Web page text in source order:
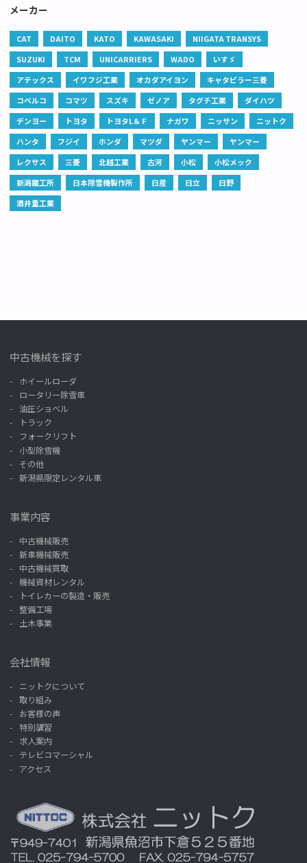
メーカー
CAT DAITO KATO KAWASAKI
NIIGATA TRANSYS
SUZUKI
TCM UNICARRIERS WADO
いすゞ
アテックス
イワフジ工業 オカダアイヨン
キャタピラー三菱
コベルコ
コマツ スズキ ゼノア タグチ工業
ダイハツ
デンヨー
トヨタ トヨタL＆Ｆ ナガワ ニッサン
ニットク
ハンタ
フジイ ホンダ マツダ ヤンマー
ヤンマー
レクサス
三菱 北越工業 古河 小松
小松メック
新潟鐵工所
日本除雪機製作所 日産 日立
日野
酒井重工業
中古機械を探す
ホイールローダ
ロータリー除雪車
油圧ショベル
トラック
フォークリフト
小型除雪機
その他
新潟県限定レンタル車
事業内容
中古機械販売
新車機械販売
中古機械買取
機械資材レンタル
トイレカーの製造・販売
整備工場
土木事業
会社情報
ニットクについて
取り組み
お客様の声
特別講習
求人案内
テレビコマーシャル
アクセス